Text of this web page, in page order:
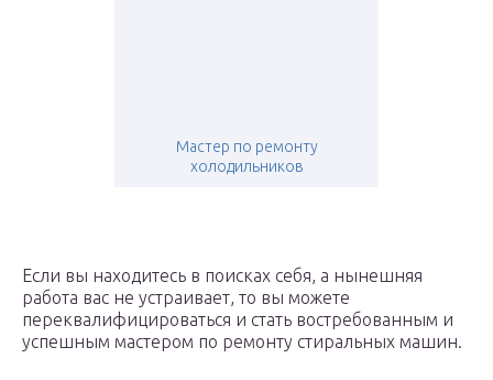
Мастер по ремонту
холодильников
Если вы находитесь в поисках себя, а нынешняя
работа вас не устраивает, то вы можете
переквалифицироваться и стать востребованным и
успешным мастером по ремонту стиральных машин.